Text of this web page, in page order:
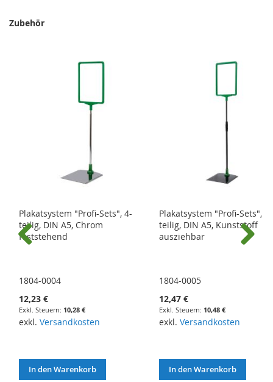
Zubehör
Plakatsystem "Profi-Sets", 4-
teilig, DIN A5, Chrom
feststehend
1804-0004
12,23 €
10,28 €
exkl. Versandkosten
In den Warenkorb
Plakatsystem "Profi-Sets", 4-
teilig, DIN A5, Kunststoff
ausziehbar
1804-0005
12,47 €
10,48 €
exkl. Versandkosten
In den Warenkorb